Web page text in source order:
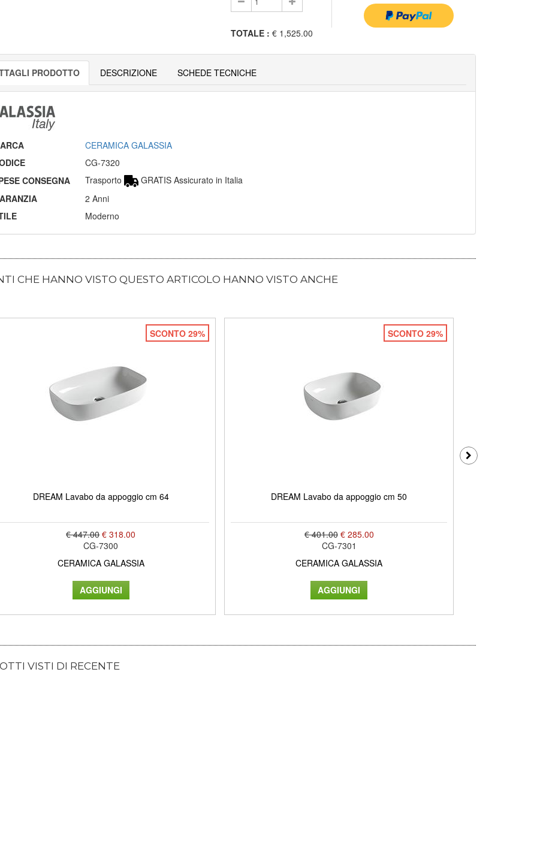
TOTALE : € 1,525.00
PRODOTTO DESCRIZIONE SCHEDE TECNICHE
CERAMICA GALASSIA
CG-7320
CONSEGNA
Trasporto
GRATIS Assicurato in Italia
2 Anni
Moderno
CHE HANNO VISTO QUESTO ARTICOLO HANNO VISTO ANCHE
SCONTO 29%
DREAM Lavabo da appoggio cm 64
€ 447.00 € 318.00
CG-7300
CERAMICA GALASSIA
SCONTO 29%
DREAM Lavabo da appoggio cm 50
€ 401.00 € 285.00
CG-7301
CERAMICA GALASSIA
VISTI DI RECENTE